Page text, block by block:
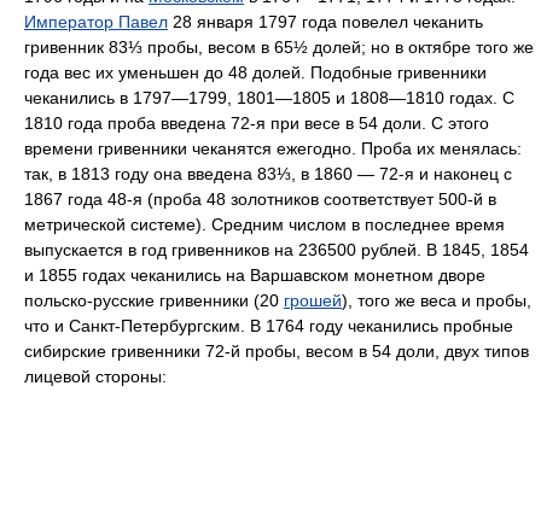
Император Павел 28 января 1797 года повелел чеканить
гривенник 83⅓ пробы, весом в 65½ долей; но в октябре того же
года вес их уменьшен до 48 долей. Подобные гривенники
чеканились в 1797—1799, 1801—1805 и 1808—1810 годах. С
1810 года проба введена 72-я при весе в 54 доли. С этого
времени гривенники чеканятся ежегодно. Проба их менялась:
так, в 1813 году она введена 83⅓, в 1860 — 72-я и наконец с
1867 года 48-я (проба 48 золотников соответствует 500-й в
метрической системе). Средним числом в последнее время
выпускается в год гривенников на 236500 рублей. В 1845, 1854
и 1855 годах чеканились на Варшавском монетном дворе
польско-русские гривенники (20 грошей), того же веса и пробы,
что и Санкт-Петербургским. В 1764 году чеканились пробные
сибирские гривенники 72-й пробы, весом в 54 доли, двух типов
лицевой стороны: